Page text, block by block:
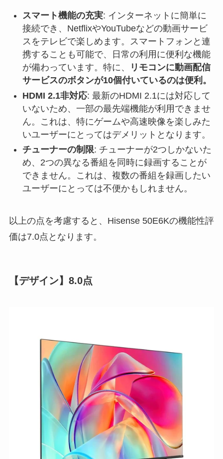
スマート機能の充実: インターネットに簡単に
接続でき、NetflixやYouTubeなどの動画サービ
スをテレビで楽しめます。スマートフォンと連
携することも可能で、日常の利用に便利な機能
が備わっています。特に、
リモコンに動画配信
サービスのボタンが10個付いているのは便利。
HDMI 2.1非対応: 最新のHDMI 2.1には対応して
いないため、一部の最先端機能が利用できませ
ん。これは、特にゲームや高速映像を楽しみた
いユーザーにとってはデメリットとなります。
チューナーの制限: チューナーが2つしかないた
め、2つの異なる番組を同時に録画することが
できません。
これは、複数の番組を録画したい
ユーザーにとっては不便かもしれません。
以上の点を考慮すると、Hisense 50E6Kの機能性評
価は7.0点となります。
【デザイン】8.0点